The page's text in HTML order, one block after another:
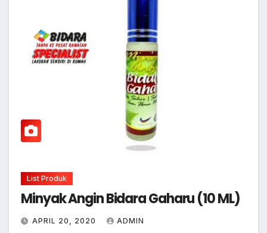
List Produk
Minyak Angin Bidara Gaharu (10 ML)
APRIL 20, 2020 ADMIN